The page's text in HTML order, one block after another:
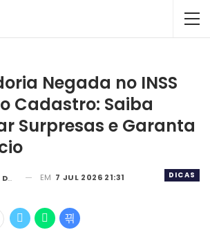
Negada no INSS
Cadastro: Saiba
Surpresas e Garanta
DICAS
EM 7 JUL 2026 21:31